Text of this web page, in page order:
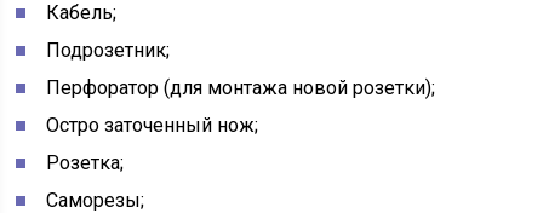
Кабель;
Подрозетник;
Перфоратор (для монтажа новой розетки);
Остро заточенный нож;
Розетка;
Саморезы;